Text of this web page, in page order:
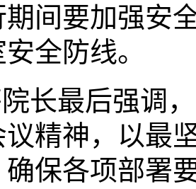
间要加强安
全防线。
长最后强调
精神，以最
保各项部署